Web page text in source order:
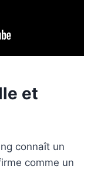
et
connaît un
comme un